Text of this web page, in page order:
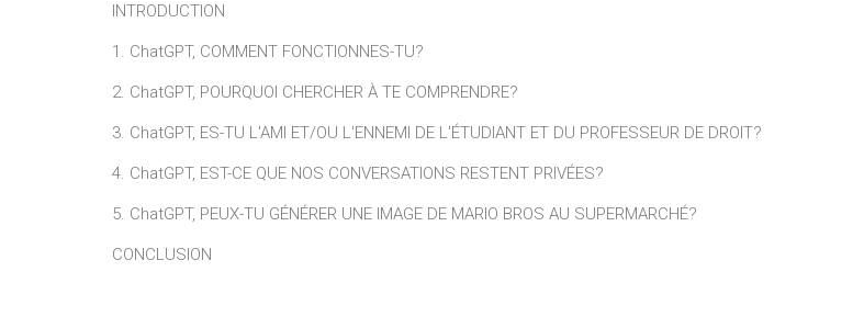
INTRODUCTION
1. ChatGPT, COMMENT FONCTIONNES-TU?
2. ChatGPT, POURQUOI CHERCHER À TE COMPRENDRE?
3. ChatGPT, ES-TU L'AMI ET/OU L'ENNEMI DE L'ÉTUDIANT ET DU PROFESSEUR DE DROIT?
4. ChatGPT, EST-CE QUE NOS CONVERSATIONS RESTENT PRIVÉES?
5. ChatGPT, PEUX-TU GÉNÉRER UNE IMAGE DE MARIO BROS AU SUPERMARCHÉ?
CONCLUSION